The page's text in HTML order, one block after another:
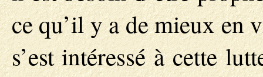
ce qu’il y a de mieux en
s’est intéressé à cette